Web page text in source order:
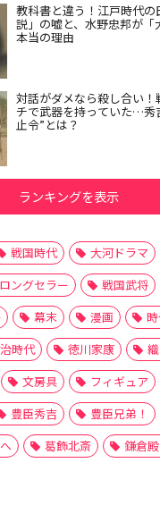
教科書と違う！江戸時代
説」の嘘と、水野忠邦が「
本当の理由
対話がダメなら殺し合い
チで武器を持っていた…秀
止令”とは？
ランキングを表示
戦国時代 大河ドラマ
ロングセラー 戦国武将
幕末 漫画
時代 徳川家康
文房具 フィギュア
豊臣秀吉 豊臣兄弟！
葛飾北斎 鎌倉